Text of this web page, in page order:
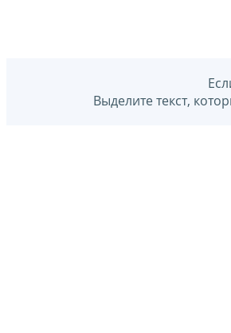
Выделите текст,